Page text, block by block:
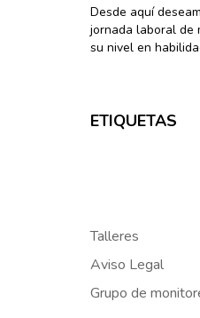
Desde aquí
jornada laboral de
su nivel en
ETIQUETAS
Talleres
Aviso Legal
Grupo de